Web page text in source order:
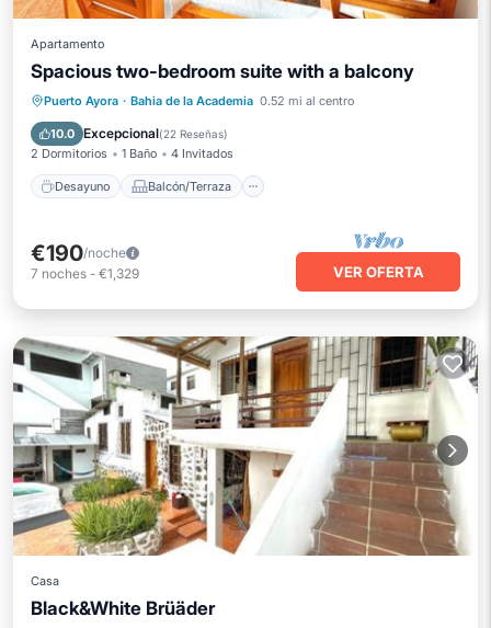
Apartamento
Spacious two-bedroom suite with a balcony
Puerto Ayora · Bahia de la Academia 0.52 mi al centro
10.0 Excepcional(22 Reseñas)
2 Dormitorios 1 Baño 4 Invitados
Desayuno Balcón/Terraza
Desayuno Balcón/Terraza
Cocina
Aire acondicionado
€190/noche
7 noches - €1,329 VER OFERTA
Casa
Black&White Brüäder